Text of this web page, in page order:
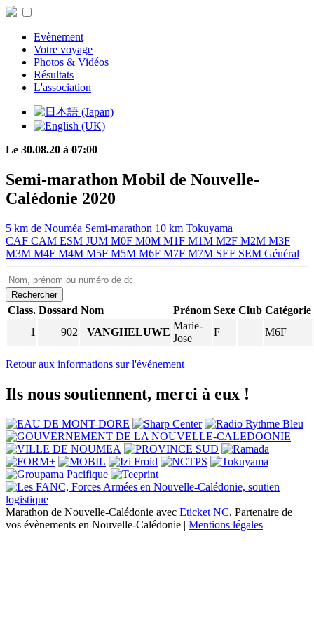
Evènement
Votre voyage
Photos & Vidéos
Résultats
L'association
Le 30.08.20 à 07:00
Semi-marathon Mobil de Nouvelle-
Calédonie 2020
5 km de Nouméa Semi-marathon 10 km Tokuyama
CAF CAM ESM JUM M0F M0M M1F M1M M2F M2M M3F
M3M M4F M4M M5F M5M M6F M7F M7M SEF SEM Général
Rechercher
Class. Dossard Nom Prénom Sexe Club Catégorie
1
902 VANGHELUWE
Marie-
Jose
F M6F
Retour aux informations sur l'événement
Ils nous soutiennent, merci à eux !
Marathon de Nouvelle-Calédonie avec Eticket NC, Partenaire de
vos évènements en Nouvelle-Calédonie | Mentions légales